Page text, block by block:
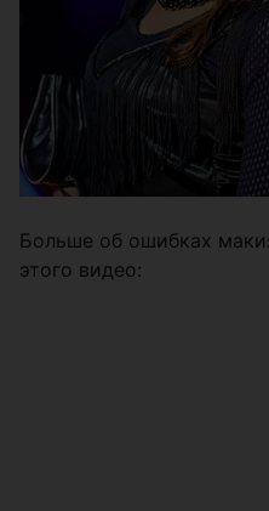
Больше об ошибках
этого видео: